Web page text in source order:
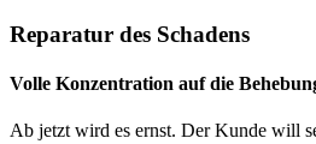
Reparatur des Schadens
Volle Konzentration auf die
Ab jetzt wird es ernst. Der Kunde will